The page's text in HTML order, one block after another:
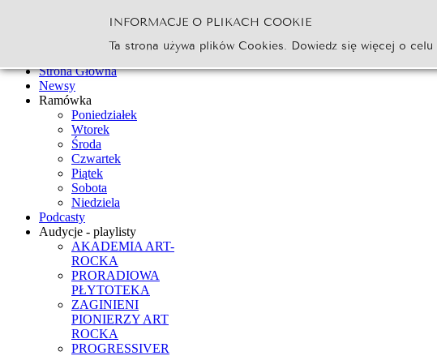
Go
Strona Główna
Newsy
Ramówka
Poniedziałek
Wtorek
Środa
Czwartek
Piątek
Sobota
Niedziela
Podcasty
Audycje - playlisty
AKADEMIA ART-
ROCKA
PRORADIOWA
PŁYTOTEKA
ZAGINIENI
PIONIERZY ART
ROCKA
PROGRESSIVER
INFORMACJE O PLIKACH COOKIE
Ta strona używa plików Cookies. Dowiedz się więcej o